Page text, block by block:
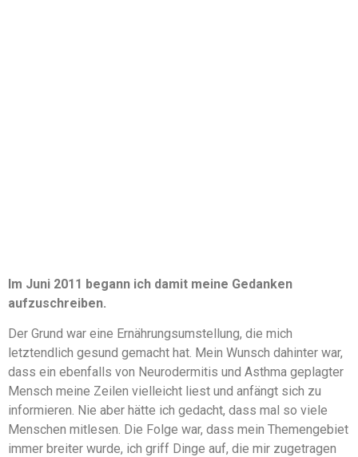
Im Juni 2011 begann ich damit meine Gedanken
aufzuschreiben.
Der Grund war eine Ernährungsumstellung, die mich
letztendlich gesund gemacht hat. Mein Wunsch dahinter war,
dass ein ebenfalls von Neurodermitis und Asthma geplagter
Mensch meine Zeilen vielleicht liest und anfängt sich zu
informieren. Nie aber hätte ich gedacht, dass mal so viele
Menschen mitlesen. Die Folge war, dass mein Themengebiet
immer breiter wurde, ich griff Dinge auf, die mir zugetragen